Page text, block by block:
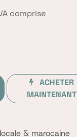
comprise
ACHETER
MAINTENANT
& marocaine